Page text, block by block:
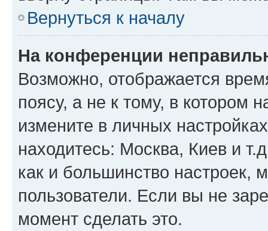
Вернуться к началу
На конференции
Возможно, отображается
поясу, а не к тому, в котором
измените в личных
находитесь: Москва, Киев и
как и большинство настроек,
пользователи. Если вы не
момент сделать это.